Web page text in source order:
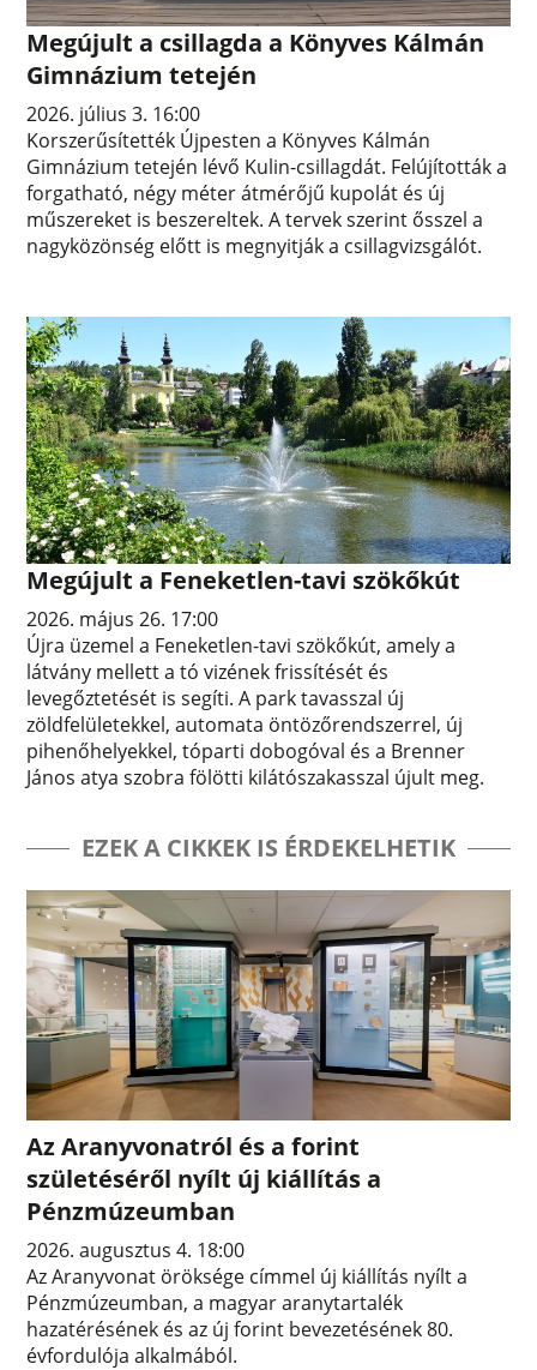
Megújult a csillagda a Könyves Kálmán
Gimnázium tetején
2026. július 3. 16:00
Korszerűsítették Újpesten a Könyves Kálmán
Gimnázium tetején lévő Kulin-csillagdát. Felújították a
forgatható, négy méter átmérőjű kupolát és új
műszereket is beszereltek. A tervek szerint ősszel a
nagyközönség előtt is megnyitják a csillagvizsgálót.
Megújult a Feneketlen-tavi szökőkút
2026. május 26. 17:00
Újra üzemel a Feneketlen-tavi szökőkút, amely a
látvány mellett a tó vizének frissítését és
levegőztetését is segíti. A park tavasszal új
zöldfelületekkel, automata öntözőrendszerrel, új
pihenőhelyekkel, tóparti dobogóval és a Brenner
János atya szobra fölötti kilátószakasszal újult meg.
EZEK A CIKKEK IS ÉRDEKELHETIK
Az Aranyvonatról és a forint
születéséről nyílt új kiállítás a
Pénzmúzeumban
2026. augusztus 4. 18:00
Az Aranyvonat öröksége címmel új kiállítás nyílt a
Pénzmúzeumban, a magyar aranytartalék
hazatérésének és az új forint bevezetésének 80.
évfordulója alkalmából.